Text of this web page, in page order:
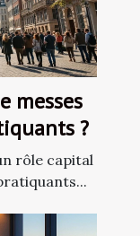
messes
?
rôle capital